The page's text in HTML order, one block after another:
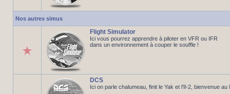
Nos autres simus
Flight Simulator
Ici vous pourrez apprendre à piloter en VFR ou IFR
dans un environnement à couper le souffle !
DCS
Ici on parle chalumeau, finit le Yak et l'Il-2, bienvenue au